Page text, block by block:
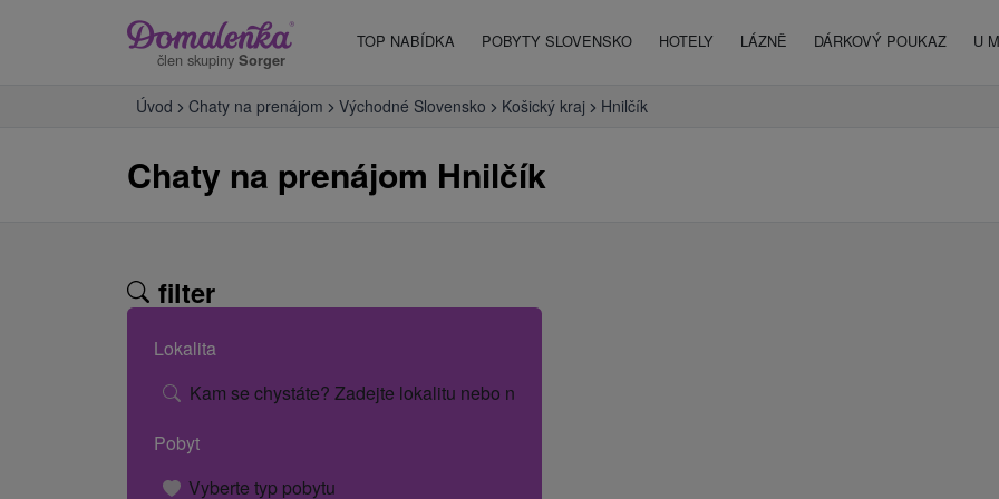
člen skupiny Sorger
TOP NABÍDKA POBYTY SLOVENSKO HOTELY LÁZNĚ DÁRKOVÝ POUKAZ U
Úvod Chaty na prenájom Východné Slovensko Košický kraj Hnilčík
Chaty na prenájom Hnilčík
filter
Lokalita
Kam se chystáte? Zadejte lokalitu nebo název hotelu.
Pobyt
Vyberte typ pobytu